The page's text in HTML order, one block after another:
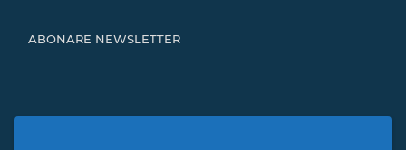
ABONARE NEWSLETTER